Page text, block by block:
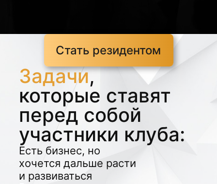
Стать резидентом
Задачи,
которые ставят
перед собой
участники клуба:
Есть бизнес, но
хочется дальше расти
и развиваться